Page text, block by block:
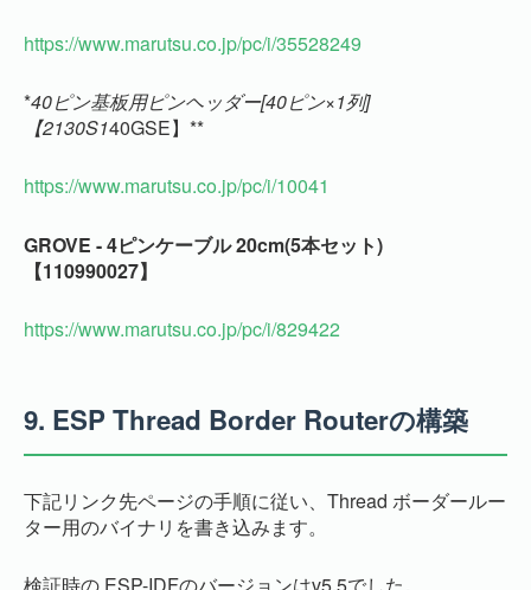
https://www.marutsu.co.jp/pc/i/35528249
*40ピン基板用ピンヘッダー[40ピン×1列]
【2130S140GSE】**
https://www.marutsu.co.jp/pc/i/10041
GROVE - 4ピンケーブル 20cm(5本セット)
【110990027】
https://www.marutsu.co.jp/pc/i/829422
9. ESP Thread Border Routerの構築
下記リンク先ページの手順に従い、Thread ボーダールー
ター用のバイナリを書き込みます。